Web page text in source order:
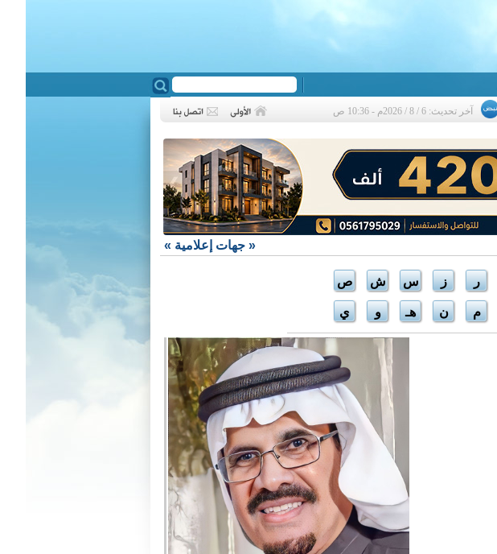
آخر تحديث: 6 / 8 / 2026م - 10:36 ص
❮
« جهات إعلامية »
ر ز س ش ص
م ن هـ و ي